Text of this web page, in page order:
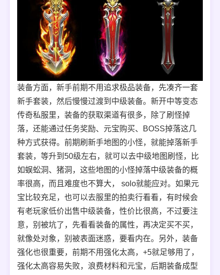
装备方面，新手前期不用追求极品装备，先凑齐一套
新手套装，然后慢慢过渡到中级装备。新开中等变态
传奇私服里，装备的获取渠道有很多，除了刷怪掉
落，还能通过任务奖励、元宝购买、BOSS掉落这几
种方式获得。前期刷新手地图的小怪，就能掉落新手
套装，等升到50级左右，就可以去中级地图刷怪，比
如蜈蚣洞、猪洞，这些地图的小怪掉落中级装备的概
率很高，而且难度也不算大， solo就能应对。如果元
宝比较充足，也可以去服里的拍卖行看看，有时候会
有老玩家低价出售中级装备，性价比很高，不过要注
意，别被坑了，先看看装备的属性，再决定买不买，
就像处对象，别被表面迷惑，要看内在。另外，装备
强化也很重要，前期不用强化太高，+5就足够用了，
强化太高容易失败，浪费材料和元宝，后期装备成型